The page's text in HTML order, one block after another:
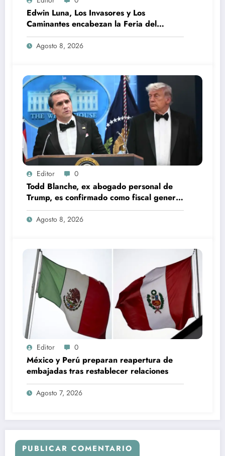
Edwin Luna, Los Invasores y Los
Caminantes encabezan la Feria del
Durazno en Tetela de Ocampo
Agosto 8, 2026
Editor 0
Todd Blanche, ex abogado personal de
Trump, es confirmado como fiscal general
de EU
Agosto 8, 2026
Editor 0
México y Perú preparan reapertura de
embajadas tras restablecer relaciones
Agosto 7, 2026
PUBLICAR COMENTARIO